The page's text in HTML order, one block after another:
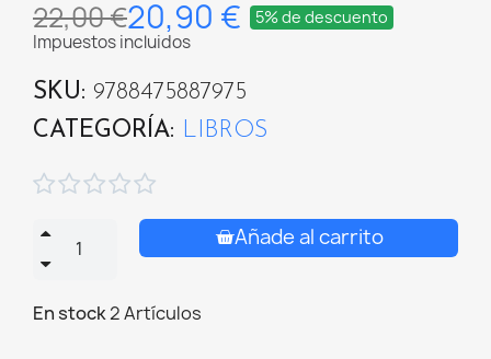
22,00 €20,90 € 5% de descuento
Impuestos incluidos
SKU
9788475887975
CATEGORÍA
LIBROS

Añade al carrito
En stock2 Artículos